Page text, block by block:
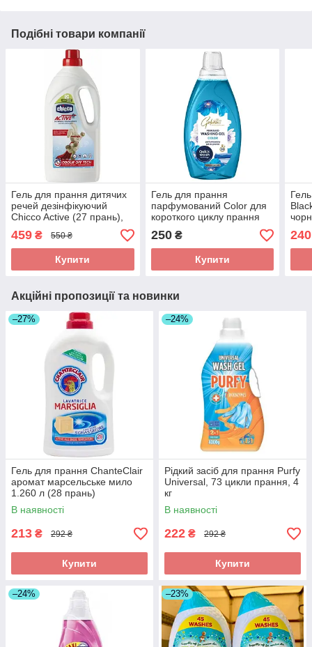
Подібні товари компанії
Гель для прання дитячих
речей дезінфікуючий
Chicco Active (27 прань),
1,5 л
459 ₴ 550 ₴
Купити
Гель для прання
парфумований Color для
короткого циклу прання
Quick Wash, Galvea 1,52 л
250₴
Купити
240
Акційні пропозиції та новинки
–27%
Гель для прання ChanteClair
аромат марсельське мило
1.260 л (28 прань)
В наявності
213 ₴ 292 ₴
Купити
–24%
Рідкий засіб для прання Purfy
Universal, 73 цикли прання, 4
кг
В наявності
222 ₴ 292 ₴
Купити
–24% –23%